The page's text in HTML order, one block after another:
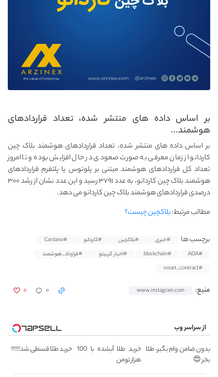
بر اساس داده‌ های منتشر شده، تعداد قراردادهای
هوشمند...
بر اساس داده‌ های منتشر شده، تعداد قراردادهای هوشمند بلاک چین
کاردانو از زمان معرفی به صورت صعودی در حال افزایش بوده و تا امروز
تعداد کل قراردادهای هوشمند مبتنی بر پلوتوس یا پلتفرم قراردادهای
هوشمند بلاک چین کاردانو، به عدد ۳۷۹۱ رسید و این عدد نشان از رشد ۳۰۰
درصدی قراردادهای هوشمند بلاک چین کاردانو می دهد.
مطالب مرتبط:بلاکچین چیست؟
برچسب ها #خبری #بلاکچین #کاردانو
#Cardano
#ADA
#blockchain #اخبار کریپتو
#قرارداد_هوشمند
#smart_contract
منبع: www.instagram.com ۰ ۰
از سراسر وب
بدون ضامن وام بگیر، طلا
بخر 😍
خرید طلا آبشده با 100
هزار تومن
خرید طلا قسطی شد!!!!!!